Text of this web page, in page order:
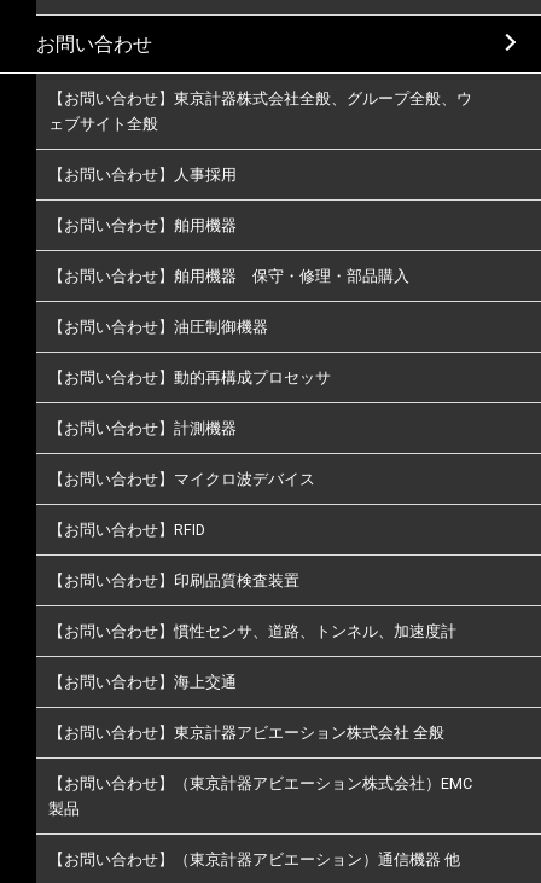
お問い合わせ
【お問い合わせ】東京計器株式会社全般、グループ全般、ウ
ェブサイト全般
【お問い合わせ】人事採用
【お問い合わせ】舶用機器
【お問い合わせ】舶用機器 保守・修理・部品購入
【お問い合わせ】油圧制御機器
【お問い合わせ】動的再構成プロセッサ
【お問い合わせ】計測機器
【お問い合わせ】マイクロ波デバイス
【お問い合わせ】RFID
【お問い合わせ】印刷品質検査装置
【お問い合わせ】慣性センサ、道路、トンネル、加速度計
【お問い合わせ】海上交通
【お問い合わせ】東京計器アビエーション株式会社 全般
【お問い合わせ】（東京計器アビエーション株式会社）EMC
製品
【お問い合わせ】（東京計器アビエーション）通信機器 他